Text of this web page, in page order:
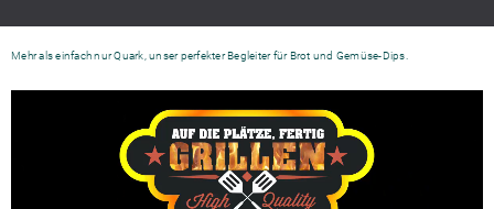
Mehr als einfach nur Quark, unser perfekter Begleiter für Brot und Gemüse-Dips.